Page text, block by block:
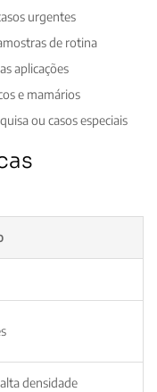
urgentes
de rotina
aplicações
e mamários
ou casos especiais
densidade